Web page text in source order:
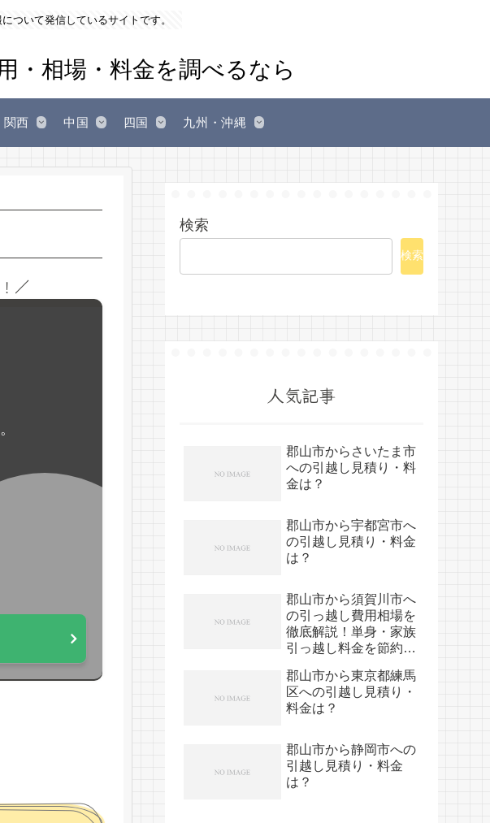
ついて発信しているサイトです。
関西 中国 四国 九州・沖縄
／
検索
検索
人気記事
郡山市からさいたま市
への引越し見積り・料
金は？
郡山市から宇都宮市へ
の引越し見積り・料金
は？
郡山市から須賀川市へ
の引っ越し費用相場を
徹底解説！単身・家族
引っ越し料金を節約す
郡山市から東京都練馬
区への引越し見積り・
料金は？
郡山市から静岡市への
引越し見積り・料金
は？